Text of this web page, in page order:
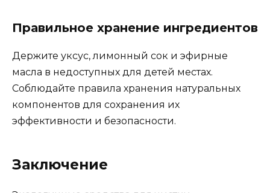
Правильное хранение ингредиентов
Держите уксус, лимонный сок и эфирные
масла в недоступных для детей местах.
Соблюдайте правила хранения натуральных
компонентов для сохранения их
эффективности и безопасности.
Заключение